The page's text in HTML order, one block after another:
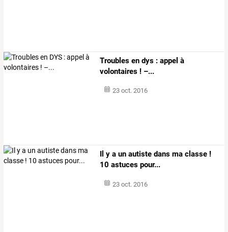
Troubles en dys : appel à
volontaires ! –...
23 oct. 2016
Il y a un autiste dans ma classe !
10 astuces pour...
23 oct. 2016